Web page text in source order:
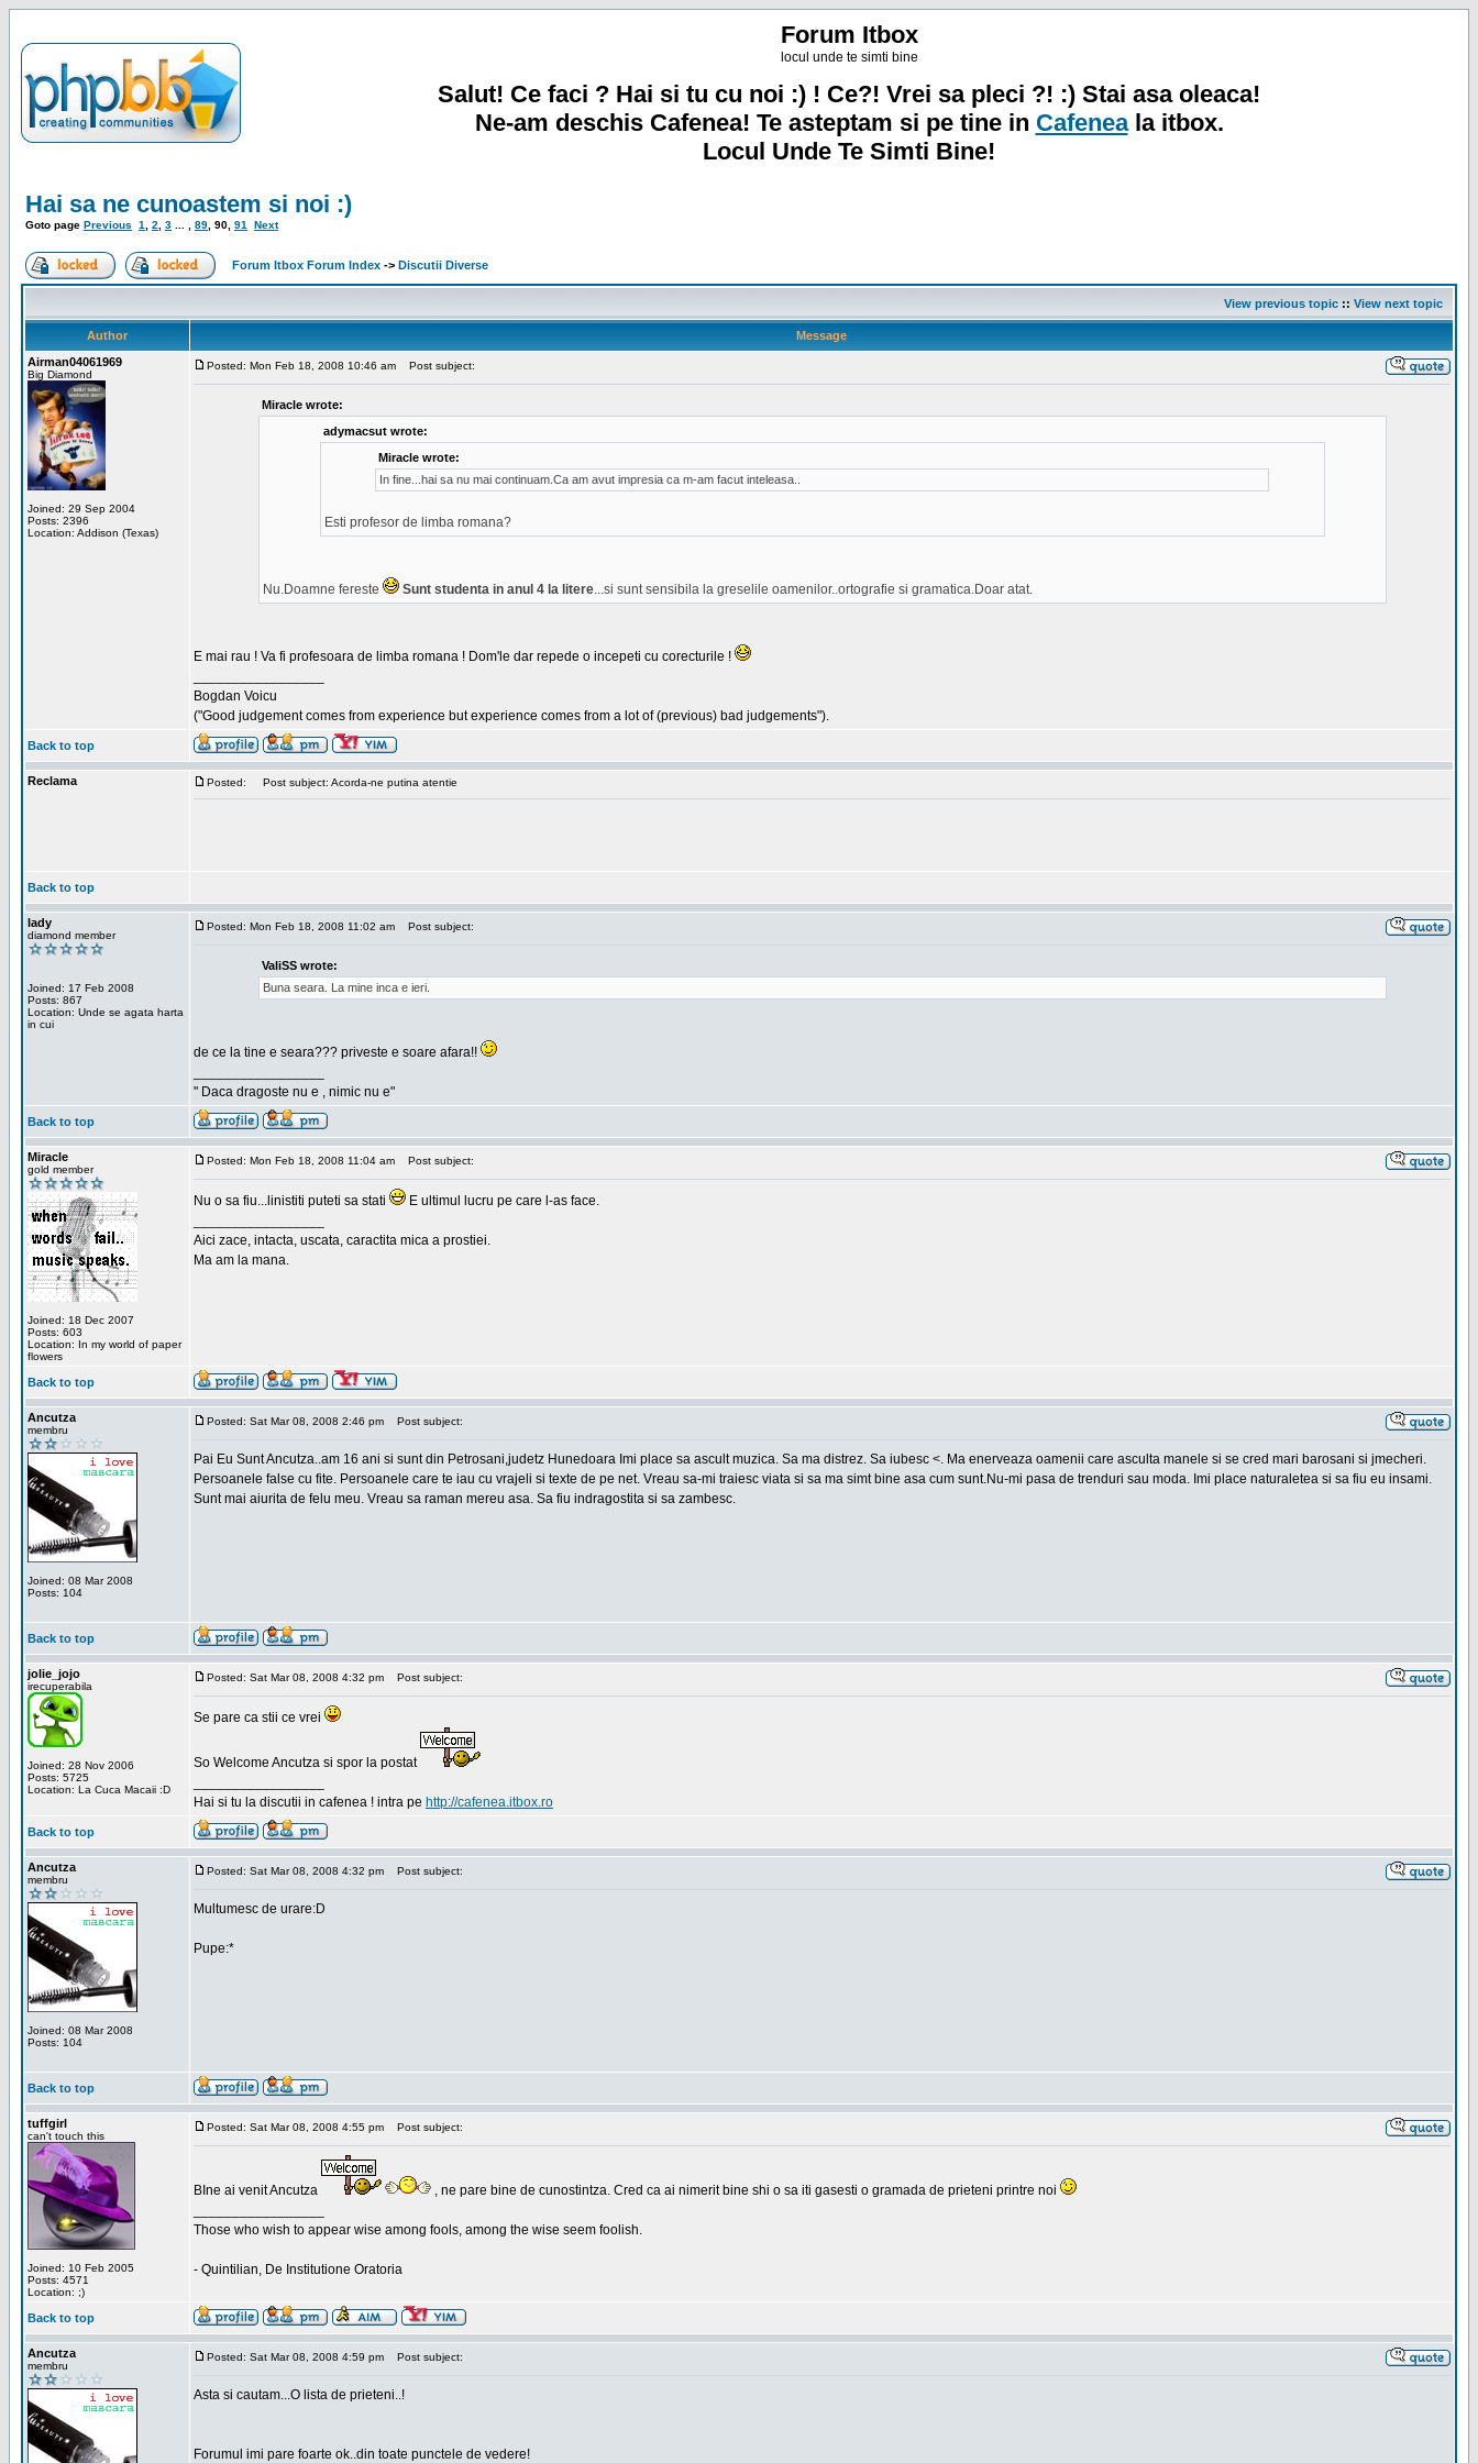
Forum Itbox
locul unde te simti bine
Salut! Ce faci ? Hai si tu cu noi :) ! Ce?! Vrei sa pleci ?! :) Stai asa oleaca!
Ne-am deschis Cafenea! Te asteptam si pe tine in Cafeneala itbox.
Locul Unde Te Simti Bine!
Hai sa ne cunoastem si noi :)
Goto page Previous 1 2 3 89 90 91 Next
Forum Itbox Forum Index -> Discutii Diverse
View previous topic :: View next topic
Author
Message
Airman04061969
Big Diamond
Joined: 29 Sep 2004
Posts: 2396
Location: Addison (Texas)
Posted: Mon Feb 18, 2008 10:46 am Post subject:
Miracle wrote:
adymacsut wrote:
Miracle wrote:
In fine...hai sa nu mai continuam.Ca am avut impresia ca m-am facut inteleasa..
Esti profesor de limba romana?
Nu.Doamne fereste Sunt studenta in anul 4 la litere...si sunt sensibila la greselile oamenilor..ortografie si gramatica.Doar atat.
E mai rau ! Va fi profesoara de limba romana ! Dom'le dar repede o incepeti cu corecturile !
Bogdan Voicu
("Good judgement comes from experience but experience comes from a lot of (previous) bad judgements").
Back to top
Reclama Posted: Post subject: Acorda-ne putina atentie
Back to top
lady
diamond member
Joined: 17 Feb 2008
Posts: 867
Location: Unde se agata harta
in cui
Posted: Mon Feb 18, 2008 11:02 am Post subject:
ValiSS wrote:
Buna seara. La mine inca e ieri.
de ce la tine e seara??? priveste e soare afara!!
" Daca dragoste nu e , nimic nu e"
Back to top
Miracle
gold member
Joined: 18 Dec 2007
Posts: 603
Location: In my world of paper
flowers
Posted: Mon Feb 18, 2008 11:04 am Post subject:
Nu o sa fiu...linistiti puteti sa stati
E ultimul lucru pe care l-as face.
Aici zace, intacta, uscata, caractita mica a prostiei.
Ma am la mana.
Back to top
Ancutza
membru
Joined: 08 Mar 2008
Posts: 104
Posted: Sat Mar 08, 2008 2:46 pm Post subject:
Pai Eu Sunt Ancutza..am 16 ani si sunt din Petrosani,judetz Hunedoara Imi place sa ascult muzica. Sa ma distrez. Sa iubesc <. Ma enerveaza oamenii care asculta manele si se cred mari barosani si jmecheri.
Persoanele false cu fite. Persoanele care te iau cu vrajeli si texte de pe net. Vreau sa-mi traiesc viata si sa ma simt bine asa cum sunt.Nu-mi pasa de trenduri sau moda. Imi place naturaletea si sa fiu eu insami.
Sunt mai aiurita de felu meu. Vreau sa raman mereu asa. Sa fiu indragostita si sa zambesc.
Back to top
jolie_jojo
irecuperabila
Joined: 28 Nov 2006
Posts: 5725
Location: La Cuca Macaii :D
Posted: Sat Mar 08, 2008 4:32 pm Post subject:
Se pare ca stii ce vrei
So Welcome Ancutza si spor la postat
Hai si tu la discutii in cafenea ! intra pe http://cafenea.itbox.ro
Back to top
Ancutza
membru
Joined: 08 Mar 2008
Posts: 104
Posted: Sat Mar 08, 2008 4:32 pm Post subject:
Multumesc de urare:D
Pupe:*
Back to top
tuffgirl
can't touch this
Joined: 10 Feb 2005
Posts: 4571
Location: ;)
Posted: Sat Mar 08, 2008 4:55 pm Post subject:
BIne ai venit Ancutza
, ne pare bine de cunostintza. Cred ca ai nimerit bine shi o sa iti gasesti o gramada de prieteni printre noi
Those who wish to appear wise among fools, among the wise seem foolish.
- Quintilian, De Institutione Oratoria
Back to top
Ancutza
membru
Posted: Sat Mar 08, 2008 4:59 pm Post subject:
Asta si cautam...O lista de prieteni..!
Forumul imi pare foarte ok..din toate punctele de vedere!